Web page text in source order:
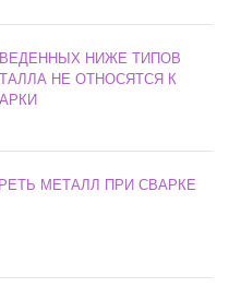
НИЖЕ ТИПОВ
НЕ ОТНОСЯТСЯ К
МЕТАЛЛ ПРИ СВАРКЕ